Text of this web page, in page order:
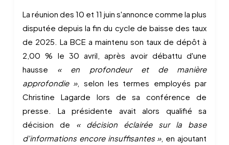
La réunion des 10 et 11 juin s'annonce comme la plus
disputée depuis la fin du cycle de baisse des taux
de 2025. La BCE a maintenu son taux de dépôt à
2,00 % le 30 avril, après avoir débattu d'une
hausse « en profondeur et de manière
approfondie », selon les termes employés par
Christine Lagarde lors de sa conférence de
presse. La présidente avait alors qualifié sa
décision de « décision éclairée sur la base
d'informations encore insuffisantes », en ajoutant